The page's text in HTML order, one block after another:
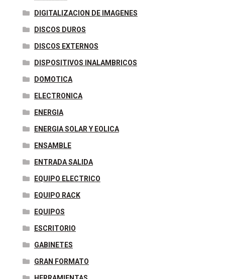
DIGITALIZACION DE IMAGENES
DISCOS DUROS
DISCOS EXTERNOS
DISPOSITIVOS INALAMBRICOS
DOMOTICA
ELECTRONICA
ENERGIA
ENERGIA SOLAR Y EOLICA
ENSAMBLE
ENTRADA SALIDA
EQUIPO ELECTRICO
EQUIPO RACK
EQUIPOS
ESCRITORIO
GABINETES
GRAN FORMATO